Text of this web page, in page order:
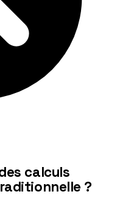
calculs
?